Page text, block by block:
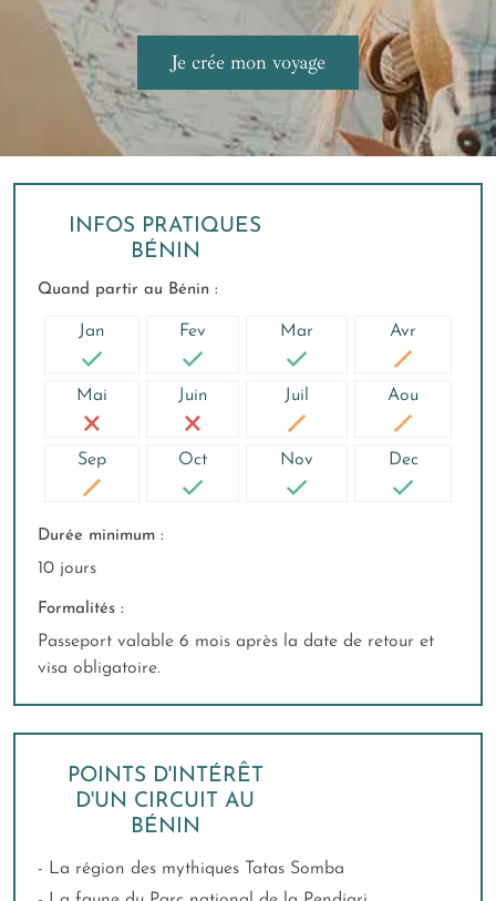
INFOS PRATIQUES
BÉNIN
Quand partir au Bénin :
Jan Fev Mar Avr
Mai Juin Juil Aou
Sep Oct Nov Dec
Durée minimum :
10 jours
Formalités :
Passeport valable 6 mois après la date de retour et
visa obligatoire.
POINTS D'INTÉRÊT
D'UN CIRCUIT AU
BÉNIN
- La région des mythiques Tatas Somba